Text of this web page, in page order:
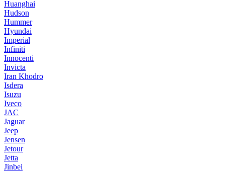
Huanghai
Hudson
Hummer
Hyundai
Imperial
Infiniti
Innocenti
Invicta
Iran Khodro
Isdera
Isuzu
Iveco
JAC
Jaguar
Jeep
Jensen
Jetour
Jetta
Jinbei